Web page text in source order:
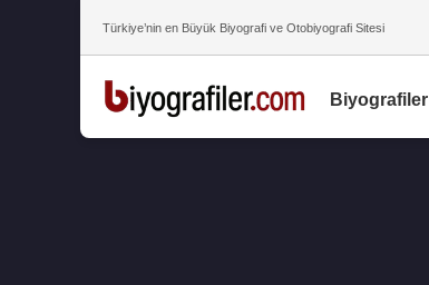
Türkiye’nin en Büyük Biyografi ve Otobiyografi Sitesi
Biyografiler